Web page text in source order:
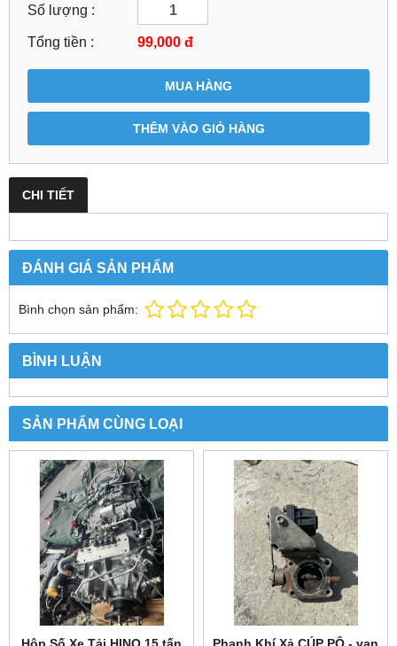
Số lượng :
Tổng tiền : 99,000 đ
MUA HÀNG
THÊM VÀO GIỎ HÀNG
CHI TIẾT
ĐÁNH GIÁ SẢN PHẨM
Bình chọn sản phẩm:
BÌNH LUẬN
SẢN PHẨM CÙNG LOẠI